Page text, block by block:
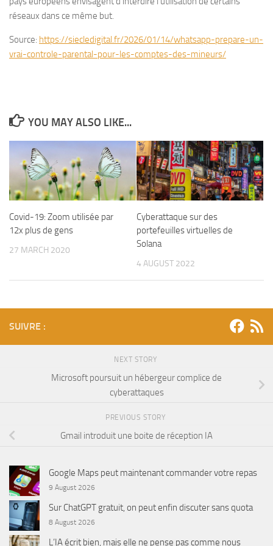
réseaux dans ce même but.
Source: https://siecledigital.fr/2026/01/14/whatsapp-prepare-un-
vrai-controle-parental-pour-les-comptes-des-mineurs/
YOU MAY ALSO LIKE...
Covid-19: Zoom utilisée par
12x plus de gens
27 MARCH 2020
Cyberattaque sur des
portefeuilles virtuelles de
Solana
4 AUGUST 2022
SUIVRE :
NEXT STORY
Microsoft poursuit un hébergeur complice de
cyberattaques
PREVIOUS STORY
Gmail introduit une boite de réception IA
Google Maps peut maintenant commander votre repas
9 August 2026
Sur ChatGPT gratuit, on peut enfin discuter sans quota
8 August 2026
L’IA écrit bien, mais elle ne pense pas comme nous